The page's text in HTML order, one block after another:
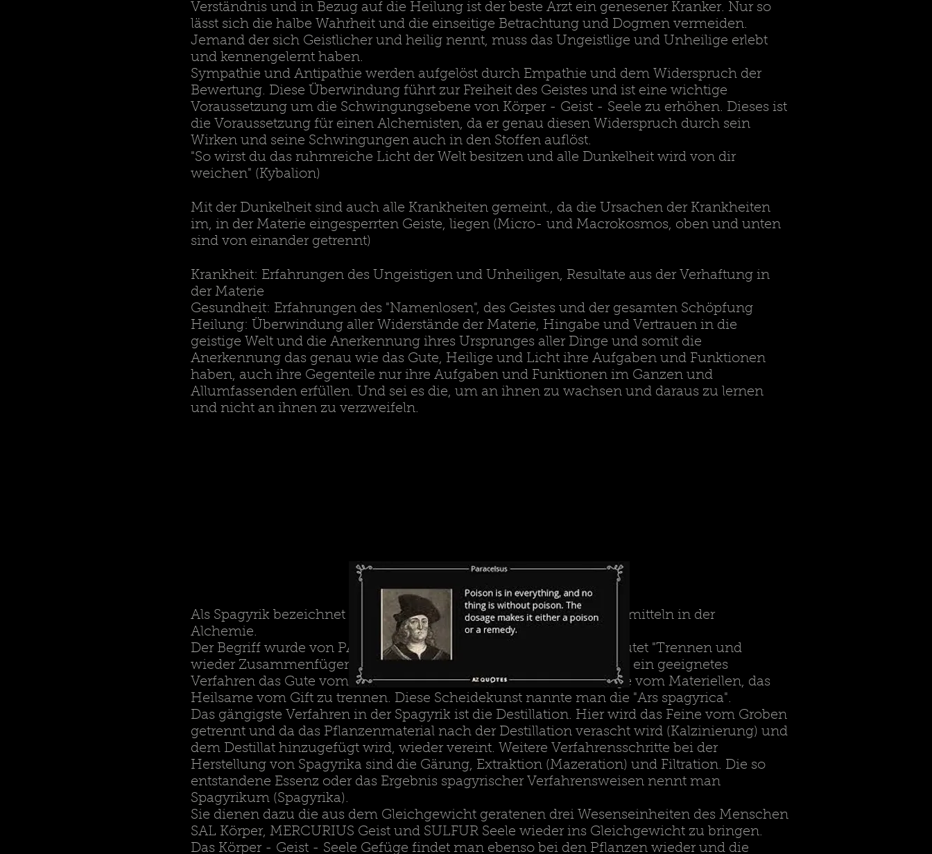
Verständnis und in Bezug auf die Heilung ist der beste Arzt ein genesener Kranker. Nur so
lässt sich die halbe Wahrheit und die einseitige Betrachtung und Dogmen vermeiden.
Jemand der sich Geistlicher und heilig nennt, muss das Ungeistlige und Unheilige erlebt
und kennengelernt haben.
Sympathie und Antipathie werden aufgelöst durch Empathie und dem Widerspruch der
Bewertung. Diese Überwindung führt zur Freiheit des Geistes und ist eine wichtige
Voraussetzung um die Schwingungsebene von Körper - Geist - Seele zu erhöhen. Dieses ist
die Voraussetzung für einen Alchemisten, da er genau diesen Widerspruch durch sein
Wirken und seine Schwingungen auch in den Stoffen auflöst.
"So wirst du das ruhmreiche Licht der Welt besitzen und alle Dunkelheit wird von dir
weichen" (Kybalion)
Mit der Dunkelheit sind auch alle Krankheiten gemeint., da die Ursachen der Krankheiten
im, in der Materie eingesperrten Geiste, liegen (Micro- und Macrokosmos, oben und unten
sind von einander getrennt)
Krankheit: Erfahrungen des Ungeistigen und Unheiligen, Resultate aus der Verhaftung in
der Materie
Gesundheit: Erfahrungen des "Namenlosen", des Geistes und der gesamten Schöpfung
Heilung: Überwindung aller Widerstände der Materie, Hingabe und Vertrauen in die
geistige Welt und die Anerkennung ihres Ursprunges aller Dinge und somit die
Anerkennung das genau wie das Gute, Heilige und Licht ihre Aufgaben und Funktionen
haben, auch ihre Gegenteile nur ihre Aufgaben und Funktionen im Ganzen und
Allumfassenden erfüllen. Und sei es die, um an ihnen zu wachsen und daraus zu lernen
und nicht an ihnen zu verzweifeln.
Als Spagyrik bezeichnet man das Herstellungsverfahren von Arzneimitteln in der
Alchemie.
Der Begriff wurde von PARACELSUS (1493-1541) geprägt und bedeutet "Trennen und
wieder Zusammenfügen". Die Aufgabe des Spagyrikers ist es, durch ein geeignetes
Verfahren das Gute vom Bösen, das Grobe vom Feinen, das Geistige vom Materiellen, das
Heilsame vom Gift zu trennen. Diese Scheidekunst nannte man die "Ars spagyrica".
Das gängigste Verfahren in der Spagyrik ist die Destillation. Hier wird das Feine vom Groben
getrennt und da das Pflanzenmaterial nach der Destillation verascht wird (Kalzinierung) und
dem Destillat hinzugefügt wird, wieder vereint. Weitere Verfahrensschritte bei der
Herstellung von Spagyrika sind die Gärung, Extraktion (Mazeration) und Filtration. Die so
entstandene Essenz oder das Ergebnis spagyrischer Verfahrensweisen nennt man
Spagyrikum (Spagyrika).
Sie dienen dazu die aus dem Gleichgewicht geratenen drei Wesenseinheiten des Menschen
SAL Körper, MERCURIUS Geist und SULFUR Seele wieder ins Gleichgewicht zu bringen.
Das Körper - Geist - Seele Gefüge findet man ebenso bei den Pflanzen wieder und die